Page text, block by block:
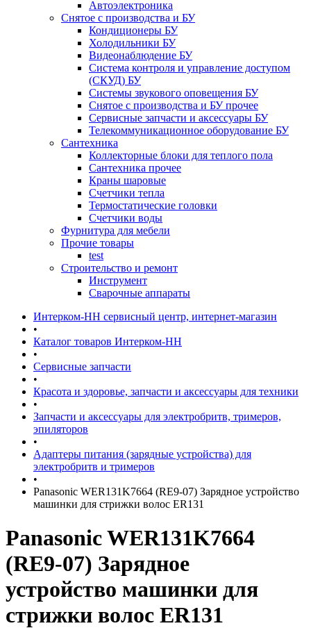
Автоэлектроника
Снятое с производства и БУ
Кондиционеры БУ
Холодильники БУ
Видеонаблюдение БУ
Система контроля и управление доступом
(СКУД) БУ
Системы звукового оповещения БУ
Снятое с производства и БУ прочее
Сервисные запчасти и аксессуары БУ
Телекоммуникационное оборудование БУ
Сантехника
Коллекторные блоки для теплого пола
Сантехника прочее
Краны шаровые
Счетчики тепла
Термоcтатические головки
Счетчики воды
Фурнитура для мебели
Прочие товары
test
Строительство и ремонт
Инструмент
Сварочные аппараты
Интерком-НН сервисный центр, интернет-магазин
•
Каталог товаров Интерком-НН
•
Сервисные запчасти
•
Красота и здоровье, запчасти и аксессуары для техники
•
Запчасти и аксессуары для электробритв, тримеров,
эпиляторов
•
Адаптеры питания (зарядные устройства) для
электробритв и тримеров
•
Panasonic WER131K7664 (RE9-07) Зарядное устройство
машинки для стрижки волос ER131
Panasonic WER131K7664
(RE9-07) Зарядное
устройство машинки для
стрижки волос ER131